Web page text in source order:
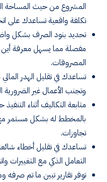
المشروع من حيث المساحة
تكلفة واقعية تساعدك على
تحديد بنود الصرف بشكل
مفصلة مما يسهل معرفة
المصروفات.
تساعدك في تقليل الهدر
وتجنب الأعمال غير الضرورية
متابعة التكاليف أثناء
بالمخطط له بشكل مستمر
تجاوزات.
تساعدك في تقليل أخطاء
التعامل الذكي مع التغييرات
توفر تقارير تبين ما تم صرفه